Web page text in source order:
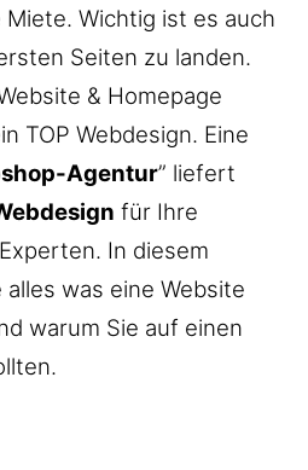
Wichtig ist es auch
Seiten zu landen.
& Homepage
TOP Webdesign. Eine
Agentur” liefert
für Ihre
In diesem
was eine Website
warum Sie auf einen